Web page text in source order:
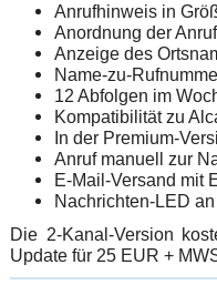
Anrufhinweis in
Anordnung der
Anzeige des
Name-zu-
12 Abfolgen im
Kompatibilität zu
In der Premium-
Anruf manuell zur
E-Mail-Versand mit
Nachrichten-LED
Die 2-Kanal-Version
Update für 25 EUR +